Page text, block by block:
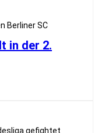
Berliner SC
in der 2.
gefightet